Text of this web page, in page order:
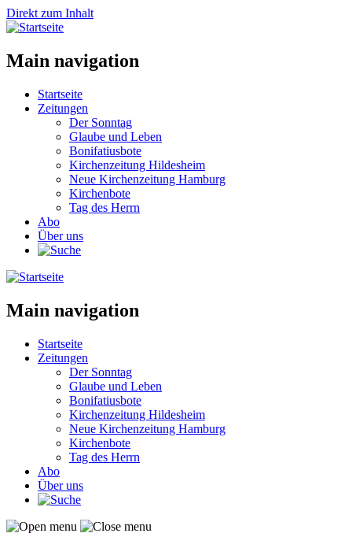
Direkt zum Inhalt
Main navigation
Startseite
Zeitungen
Der Sonntag
Glaube und Leben
Bonifatiusbote
Kirchenzeitung Hildesheim
Neue Kirchenzeitung Hamburg
Kirchenbote
Tag des Herrn
Abo
Über uns
Main navigation
Startseite
Zeitungen
Der Sonntag
Glaube und Leben
Bonifatiusbote
Kirchenzeitung Hildesheim
Neue Kirchenzeitung Hamburg
Kirchenbote
Tag des Herrn
Abo
Über uns